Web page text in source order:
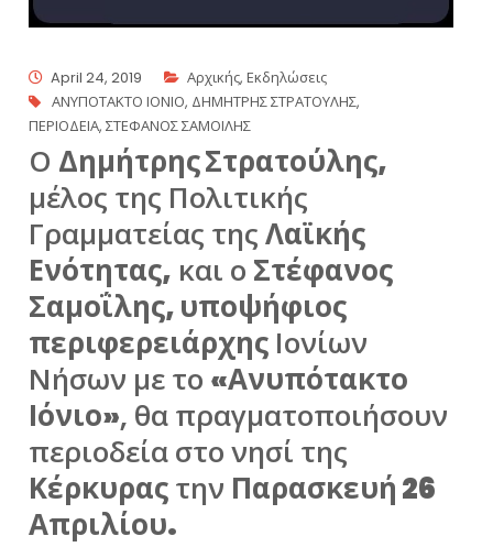
April 24, 2019 Αρχικής,Εκδηλώσεις
ΑΝΥΠΟΤΑΚΤΟ ΙΟΝΙΟ, ΔΗΜΗΤΡΗΣ ΣΤΡΑΤΟΥΛΗΣ,
ΠΕΡΙΟΔΕΙΑ,ΣΤΕΦΑΝΟΣ ΣΑΜΟΙΛΗΣ
Ο Δημήτρης Στρατούλης,
μέλος της Πολιτικής
Γραμματείας τηςΛαϊκής
Ενότητας, και ο Στέφανος
Σαμοΐλης, υποψήφιος
περιφερειάρχης Ιονίων
Νήσων με το «Ανυπότακτο
Ιόνιο», θα πραγματοποιήσουν
περιοδεία στο νησί της
Κέρκυραςτην Παρασκευή 26
Απριλίου.